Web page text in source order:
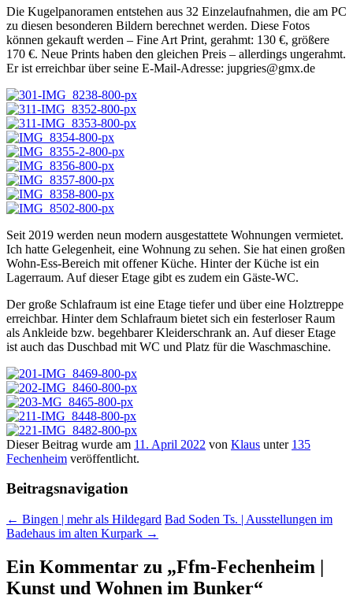
Die Kugelpanoramen entstehen aus 32 Einzelaufnahmen, die am PC
zu diesen besonderen Bildern berechnet werden. Diese Fotos
können gekauft werden – Fine Art Print, gerahmt: 130 €, größere
170 €. Neue Prints haben den gleichen Preis – allerdings ungerahmt.
Er ist erreichbar über seine E-Mail-Adresse: jupgries@gmx.de
Seit 2019 werden neun modern ausgestattete Wohnungen vermietet.
Ich hatte Gelegenheit, eine Wohnung zu sehen. Sie hat einen großen
Wohn-Ess-Bereich mit offener Küche. Hinter der Küche ist ein
Lagerraum. Auf dieser Etage gibt es zudem ein Gäste-WC.
Der große Schlafraum ist eine Etage tiefer und über eine Holztreppe
erreichbar. Hinter dem Schlafraum bietet sich ein festerloser Raum
als Ankleide bzw. begehbarer Kleiderschrank an. Auf dieser Etage
ist auch das Duschbad mit WC und Platz für die Waschmaschine.
Dieser Beitrag wurde am 11. April 2022 von Klaus unter 135
Fechenheim veröffentlicht.
Beitragsnavigation
← Bingen | mehr als Hildegard Bad Soden Ts. | Ausstellungen im
Badehaus im alten Kurpark →
Ein Kommentar zu „Ffm-Fechenheim |
Kunst und Wohnen im Bunker“